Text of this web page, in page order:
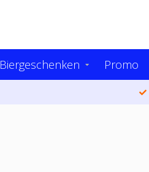
Biergeschenken Promo